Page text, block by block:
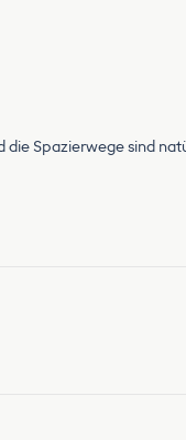
Spazierwege sind